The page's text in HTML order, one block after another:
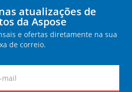
atualizações de
da Aspose
e ofertas diretamente na sua
de correio.